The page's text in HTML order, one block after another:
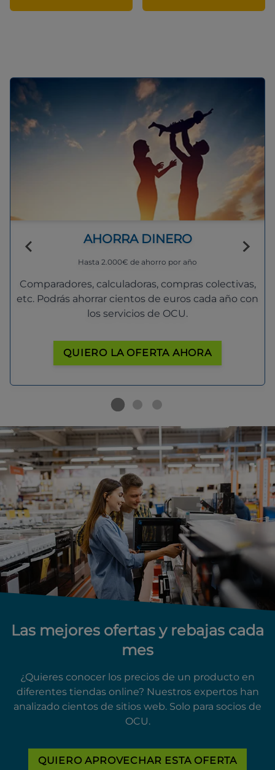
AHORRA DINERO
Hasta 2.000€ de ahorro por año
Comparadores, calculadoras, compras colectivas,
etc. Podrás ahorrar cientos de euros cada año con
los servicios de OCU.
QUIERO LA OFERTA AHORA
Las mejores ofertas y rebajas cada
mes
¿Quieres conocer los precios de un producto en
diferentes tiendas online? Nuestros expertos han
analizado cientos de sitios web. Solo para socios de
OCU.
QUIERO APROVECHAR ESTA OFERTA